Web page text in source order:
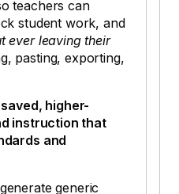
teachers can
student work, and
ever leaving their
pasting, exporting,
higher-
instruction that
and
generic